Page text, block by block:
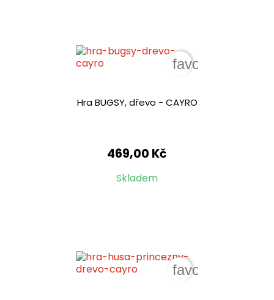
Hra BUGSY, dřevo - CAYRO
469,00 Kč
Skladem
favorite_border
favorite_border